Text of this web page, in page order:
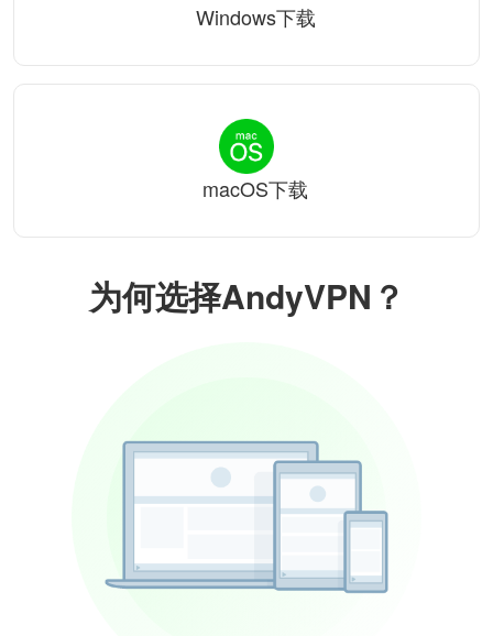
为何选择AndyVPN？
Windows下载
macOS下载